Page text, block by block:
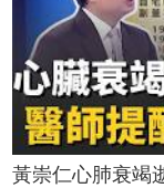
黃崇仁心肺衰竭